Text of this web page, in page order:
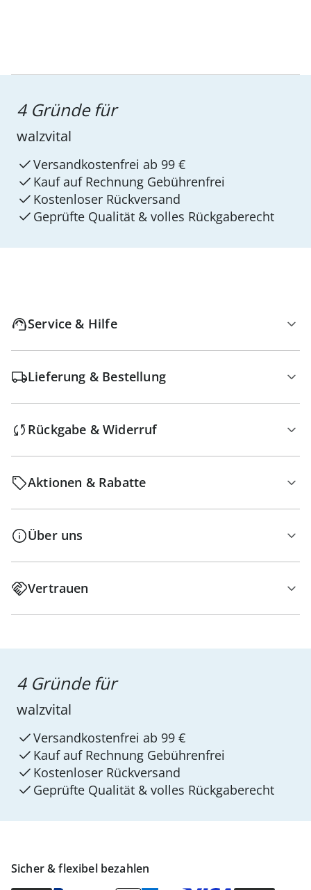
4 Gründe für
walzvital
Versandkostenfrei ab 99 €
Kauf auf Rechnung Gebührenfrei
Kostenloser Rückversand
Geprüfte Qualität & volles Rückgaberecht
Service & Hilfe
Lieferung & Bestellung
Rückgabe & Widerruf
Aktionen & Rabatte
Über uns
Vertrauen
Sicher & flexibel bezahlen
4 Gründe für
walzvital
Versandkostenfrei ab 99 €
Kauf auf Rechnung Gebührenfrei
Kostenloser Rückversand
Geprüfte Qualität & volles Rückgaberecht